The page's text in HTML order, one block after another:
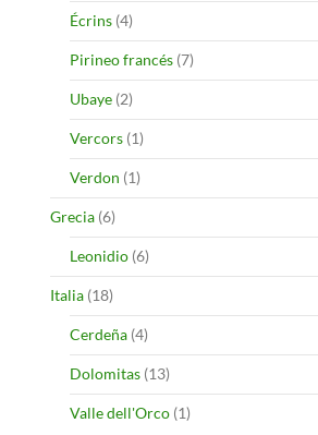
Écrins (4)
Pirineo francés (7)
Ubaye (2)
Vercors (1)
Verdon (1)
Grecia (6)
Leonidio (6)
Italia (18)
Cerdeña (4)
Dolomitas (13)
Valle dell'Orco (1)